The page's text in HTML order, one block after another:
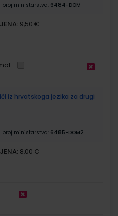
broj ministarstva: 6484-DOM
9,50 €
iz hrvatskoga jezika za drugi
broj ministarstva: 6485-DOM2
8,00 €